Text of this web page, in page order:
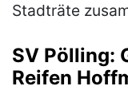
Stadträte
Christuskirche.
Mich…(mehr)
SV Pölling:
Reifen